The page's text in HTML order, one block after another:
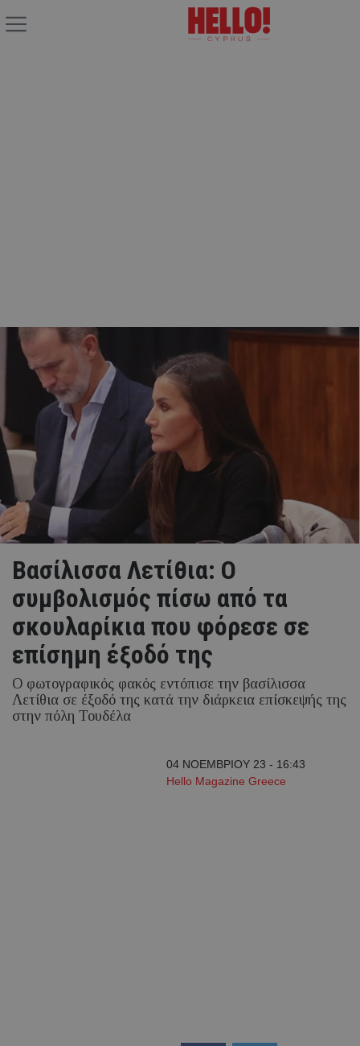
Βασίλισσα Λετίθια: Ο
συμβολισμός πίσω από τα
σκουλαρίκια που φόρεσε σε
επίσημη έξοδό της
Ο φωτογραφικός φακός εντόπισε την βασίλισσα
Λετίθια σε έξοδό της κατά την διάρκεια επίσκεψής της
στην πόλη Τουδέλα
04 ΝΟΕΜΒΡΙΟΥ 23 - 16:43
Hello Magazine Greece